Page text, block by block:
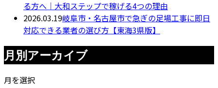
る方へ｜大和ステップで稼げる4つの理由
2026.03.19岐阜市・名古屋市で急ぎの足場工事に即日
対応できる業者の選び方【東海3県版】
月別アーカイブ
月を選択